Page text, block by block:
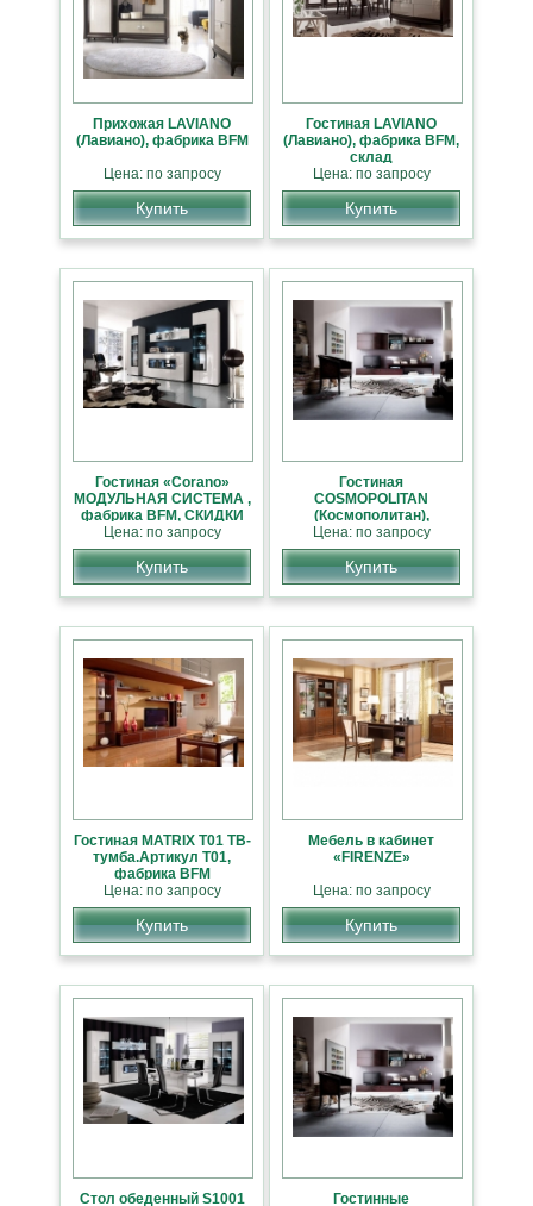
Прихожая LAVIANO
(Лавиано), фабрика BFM
Цена: по запросу
Купить
Гостиная LAVIANO
(Лавиано), фабрика BFM,
склад
Цена: по запросу
Купить
Гостиная «Corano»
МОДУЛЬНАЯ СИСТЕМА ,
фабрика BFM, СКИДКИ
Цена: по запросу
Купить
Гостиная
COSMOPOLITAN
(Космополитан),
фабрика BFM
Цена: по запросу
Купить
Гостиная MATRIX T01 ТВ-
тумба.Артикул Т01,
фабрика BFM
(модульная система)
Цена: по запросу
Купить
Мебель в кабинет
«FIRENZE»
Цена: по запросу
Купить
Стол обеденный S1001 Гостинные